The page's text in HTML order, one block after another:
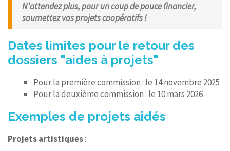
N’attendez plus, pour un coup de pouce financier,
soumettez vos projets coopératifs !
Dates limites pour le retour des
dossiers "aides à projets"
Pour la première commission : le 14 novembre 2025
Pour la deuxième commission : le 10 mars 2026
Exemples de projets aidés
Projets artistiques: